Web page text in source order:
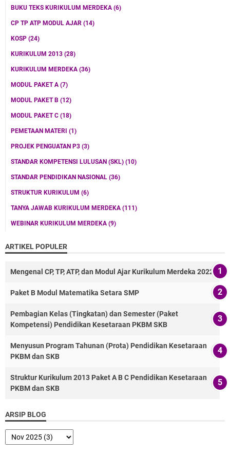
BUKU TEKS KURIKULUM MERDEKA (6)
CP TP ATP MODUL AJAR (14)
KOSP (24)
KURIKULUM 2013 (28)
KURIKULUM MERDEKA (36)
MODUL PAKET A (7)
MODUL PAKET B (12)
MODUL PAKET C (18)
PEMETAAN MATERI (1)
PROJEK PENGUATAN P3 (3)
STANDAR KOMPETENSI LULUSAN (SKL) (10)
STANDAR PENDIDIKAN NASIONAL (36)
STRUKTUR KURIKULUM (6)
TANYA JAWAB KURIKULUM MERDEKA (111)
WEBINAR KURIKULUM MERDEKA (9)
ARTIKEL POPULER
Mengenal CP, TP, ATP, dan Modul Ajar Kurikulum Merdeka 2022
Paket B Modul Matematika Setara SMP
Pembagian Kelas (Tingkatan) dan Semester (Paket
Kompetensi) Pendidikan Kesetaraan PKBM SKB
Menyusun Program Tahunan (Prota) Pendidikan Kesetaraan
PKBM dan SKB
Struktur Kurikulum 2013 Paket A B C Pendidikan Kesetaraan
PKBM dan SKB
ARSIP BLOG